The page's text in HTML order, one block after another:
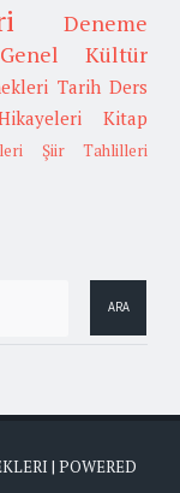
Deneme
Genel Kültür
Tarih Ders
Kitap
Şiir Tahlilleri
| POWERED